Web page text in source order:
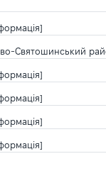
Святошинський